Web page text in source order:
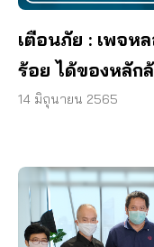
เตือนภัย : เพจห
ร้อย ได้ของหลัก
14 มิถุนายน 2565